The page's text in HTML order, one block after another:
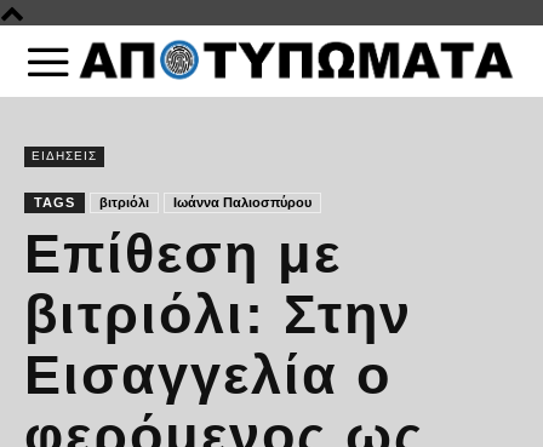
ΕΙΔΗΣΕΙΣ
TAGS βιτριόλι Ιωάννα Παλιοσπύρου
Επίθεση με
βιτριόλι: Στην
Εισαγγελία ο